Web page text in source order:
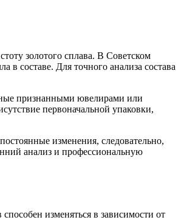
золотого сплава. В Советском
составе. Для точного анализа состава
признанными ювелирами или
первоначальной упаковки,
изменения, следовательно,
анализ и профессиональную
изменяться в зависимости от